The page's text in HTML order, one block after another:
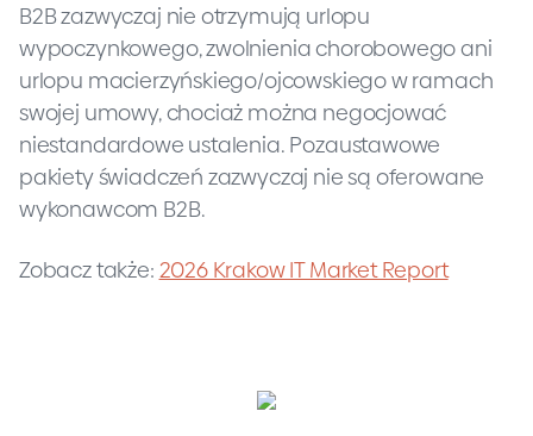
B2B zazwyczaj nie otrzymują urlopu
wypoczynkowego, zwolnienia chorobowego ani
urlopu macierzyńskiego/ojcowskiego w ramach
swojej umowy, chociaż można negocjować
niestandardowe ustalenia. Pozaustawowe
pakiety świadczeń zazwyczaj nie są oferowane
wykonawcom B2B.
Zobacz także: 2026 Krakow IT Market Report